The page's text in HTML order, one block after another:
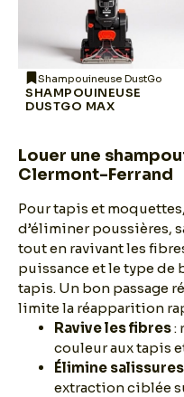
Shampouineuse DustGo
SHAMPOUINEUSE
DUSTGO MAX
Louer une
Clermont-Ferrand
Pour tapis et
d’éliminer poussières,
tout en ravivant les
puissance et le type de
tapis. Un bon passage
limite la réapparition
Ravive les fibres:
couleur aux tapis
Élimine
extraction ciblée